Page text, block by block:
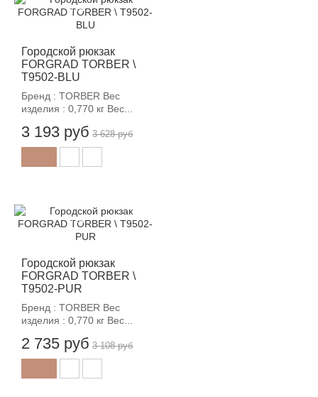
Городской рюкзак
FORGRAD TORBER \
T9502-BLU
Бренд : TORBER Вес
изделия : 0,770 кг Вес...
3 193 руб
-12%
3 628 руб
Городской рюкзак
FORGRAD TORBER \
T9502-PUR
Бренд : TORBER Вес
изделия : 0,770 кг Вес...
2 735 руб
-12%
3 108 руб